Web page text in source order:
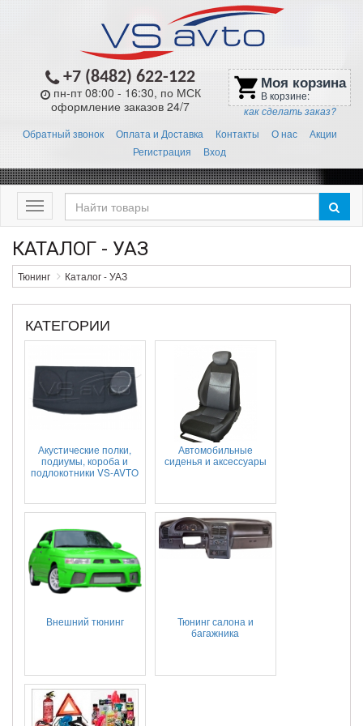
+7 (8482) 622-122
пн-пт 08:00 - 16:30, по МСК
оформление заказов 24/7
shopping_cart Моя корзина
В корзине:
как сделать заказ?
Обратный звонок Оплата и Доставка Контакты О нас
Акции
Регистрация
Вход
Меню
КАТАЛОГ - УАЗ
Тюнинг Каталог - УАЗ
КАТЕГОРИИ
Акустические полки,
подиумы, короба и
подлокотники VS-AVTO
Автомобильные
сиденья и аксессуары
Внешний тюнинг
Тюнинг салона и
багажника